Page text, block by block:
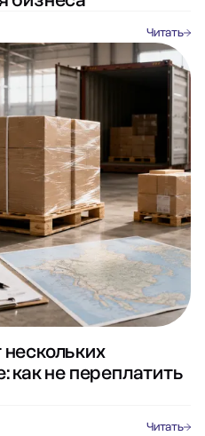
Читать
как не переплатить
Читать